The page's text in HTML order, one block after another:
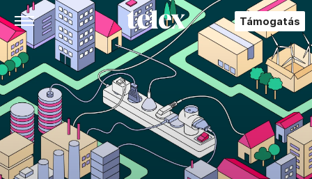
Támogatás